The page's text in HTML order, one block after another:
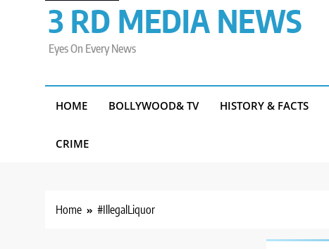
3 RD MEDIA NEWS
Eyes On Every News
HOME BOLLYWOOD& TV HISTORY & FACTS
CRIME
Home #IllegalLiquor